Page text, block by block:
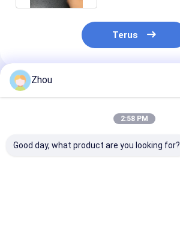
Terus
Rekomendasi Produk
Zhou
2:58 PM
Good day, what product are you looking for?